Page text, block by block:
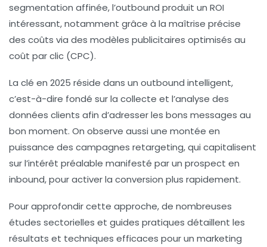
segmentation affinée, l’outbound produit un ROI
intéressant, notamment grâce à la maîtrise précise
des coûts via des modèles publicitaires optimisés au
coût par clic (CPC).
La clé en 2025 réside dans un outbound intelligent,
c’est-à-dire fondé sur la collecte et l’analyse des
données clients afin d’adresser les bons messages au
bon moment. On observe aussi une montée en
puissance des campagnes retargeting, qui capitalisent
sur l’intérêt préalable manifesté par un prospect en
inbound, pour activer la conversion plus rapidement.
Pour approfondir cette approche, de nombreuses
études sectorielles et guides pratiques détaillent les
résultats et techniques efficaces pour un marketing